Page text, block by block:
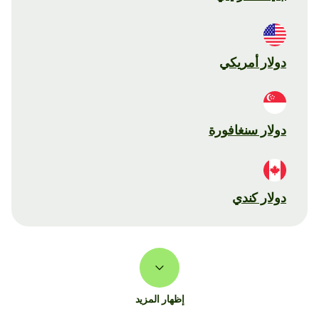
دولار أمريكي
دولار سنغافورة
دولار كندي
إظهار المزيد